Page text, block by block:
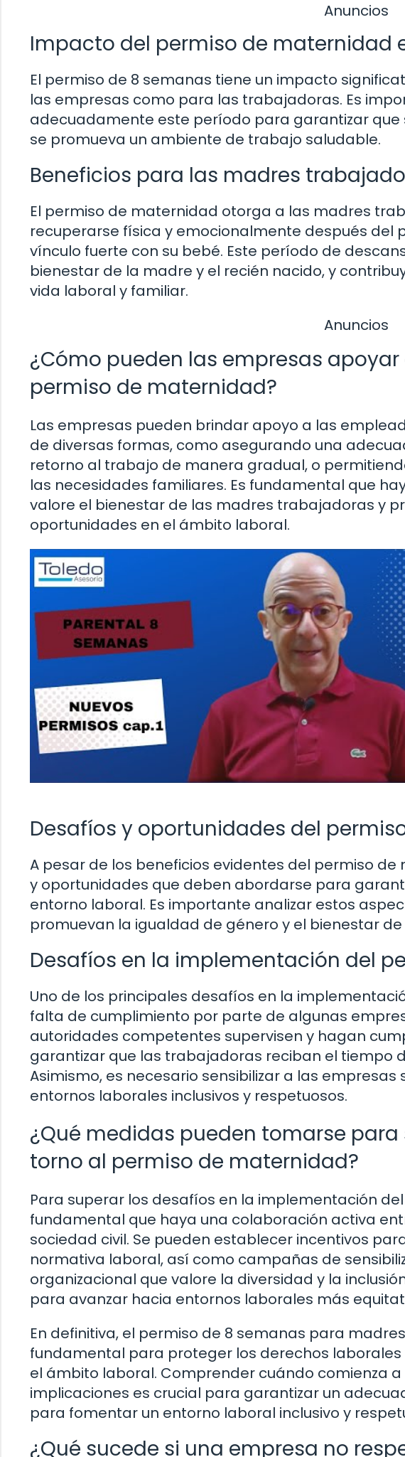
Anuncios
Impacto del permiso de maternidad
El permiso de 8 semanas tiene un impacto
las empresas como para las trabajadoras. Es
adecuadamente este período para garantizar
se promueva un ambiente de trabajo saludable.
Beneficios para las madres
El permiso de maternidad otorga a las madres
recuperarse física y emocionalmente después del
vínculo fuerte con su bebé. Este período de
bienestar de la madre y el recién nacido, y
vida laboral y familiar.
Anuncios
¿Cómo pueden las empresas
permiso de maternidad?
Las empresas pueden brindar apoyo a las
de diversas formas, como asegurando una
retorno al trabajo de manera gradual, o
las necesidades familiares. Es fundamental que
valore el bienestar de las madres trabajadoras y
oportunidades en el ámbito laboral.
Desafíos y oportunidades del
A pesar de los beneficios evidentes del permiso
y oportunidades que deben abordarse para
entorno laboral. Es importante analizar estos
promuevan la igualdad de género y el bienestar
Desafíos en la implementación del
Uno de los principales desafíos en la
falta de cumplimiento por parte de algunas
autoridades competentes supervisen y hagan
garantizar que las trabajadoras reciban el tiempo
Asimismo, es necesario sensibilizar a las
entornos laborales inclusivos y respetuosos.
¿Qué medidas pueden tomarse
torno al permiso de maternidad?
Para superar los desafíos en la implementación
fundamental que haya una colaboración activa
sociedad civil. Se pueden establecer incentivos
normativa laboral, así como campañas de
organizacional que valore la diversidad y la
para avanzar hacia entornos laborales más
En definitiva, el permiso de 8 semanas para
fundamental para proteger los derechos
el ámbito laboral. Comprender cuándo comienza
implicaciones es crucial para garantizar un
para fomentar un entorno laboral inclusivo y
¿Qué sucede si una empresa no